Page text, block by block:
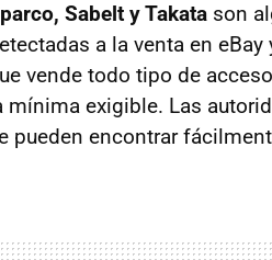
Sabelt y Takata son
a la venta en
vende todo tipo de
mínima exigible. Las
pueden encontrar